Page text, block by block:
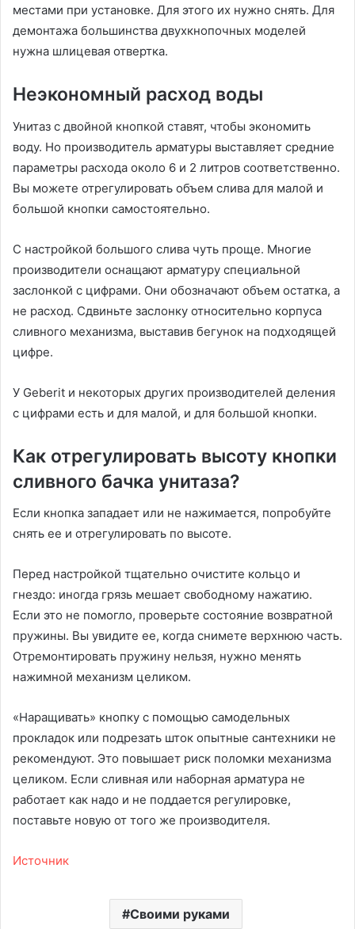
местами при установке. Для этого их нужно снять. Для
демонтажа большинства двухкнопочных моделей
нужна шлицевая отвертка.
Неэкономный расход воды
Унитаз с двойной кнопкой ставят, чтобы экономить
воду. Но производитель арматуры выставляет средние
параметры расхода около 6 и 2 литров соответственно.
Вы можете отрегулировать объем слива для малой и
большой кнопки самостоятельно.
С настройкой большого слива чуть проще. Многие
производители оснащают арматуру специальной
заслонкой с цифрами. Они обозначают объем остатка, а
не расход. Сдвиньте заслонку относительно корпуса
сливного механизма, выставив бегунок на подходящей
цифре.
У Geberit и некоторых других производителей деления
с цифрами есть и для малой, и для большой кнопки.
Как отрегулировать высоту кнопки
сливного бачка унитаза?
Если кнопка западает или не нажимается, попробуйте
снять ее и отрегулировать по высоте.
Перед настройкой тщательно очистите кольцо и
гнездо: иногда грязь мешает свободному нажатию.
Если это не помогло, проверьте состояние возвратной
пружины. Вы увидите ее, когда снимете верхнюю часть.
Отремонтировать пружину нельзя, нужно менять
нажимной механизм целиком.
«Наращивать» кнопку с помощью самодельных
прокладок или подрезать шток опытные сантехники не
рекомендуют. Это повышает риск поломки механизма
целиком. Если сливная или наборная арматура не
работает как надо и не поддается регулировке,
поставьте новую от того же производителя.
Источник
Своими руками